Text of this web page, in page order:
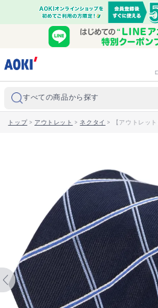
すべての商品から探す
トップ> アウトレット > ネクタイ > 【アウトレッ